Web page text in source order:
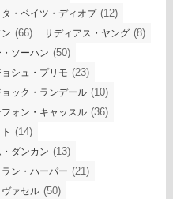
・ベイツ・ディオプ(12)
(66) サディアス・ヤング (8)
ソーハン (50)
ョシュ・プリモ (23)
ョック・ランデール (10)
フォン・キャッスル (36)
(14)
ダンカン (13)
ン・ハーパー (21)
ァセル (50)